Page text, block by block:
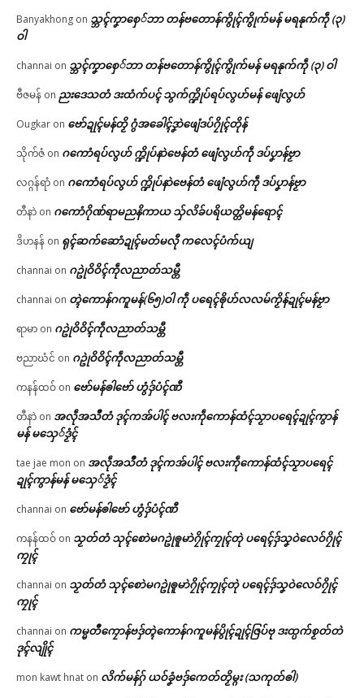
Banyakhong on သ္ဘၚ်ကၞာစှေ်ဘာ တန်ဗတောန်ကွိုၚ်ကွိုက်မန် မရနုက်ကဵု (၃)
ဝါ
channai on သ္ဘၚ်ကၞာစှေ်ဘာ တန်ဗတောန်ကွိုၚ်ကွိုက်မန် မရနုက်ကဵု (၃) ဝါ
ဗီဇမန် on ညးဒေသတံ ဒးထံက်ပၚ် သွက်က္ဍိုပ်ရပ်လွဟ်မန် ဖျေံလွဟ်
Ougkar on ဗော်ဍုၚ်မန်တၟိ ဂွံအခေါၚ်ဒၞာဲဖျေံဒပ်ဂၠိုၚ်တိုန်
သိုက်ဇံ on ဂကောံရပ်လွဟ် က္ဍိုပ်နာဲဗေန်တံ ဖျေံလွဟ်ကဵု ဒပ်ပၞာန်ဗၟာ
လဂ္ဂန်ရာံ on ဂကောံရပ်လွဟ် က္ဍိုပ်နာဲဗေန်တံ ဖျေံလွဟ်ကဵု ဒပ်ပၞာန်ဗၟာ
တီနာဲ on ဂကောံဂိုဏ်ရာမညနိကာယ သှ်လိခ်ပရိယတ္တိမန်ရောၚ်
ဒိဟနန် on ရုၚ်ဆက်ဆောံဍုၚ်မတ်မလီု ကလေၚ်ပံက်ယျ
channai on ဂဥုဲဝိဝိၚ်ကဵုလညာတ်သမ္တီ
channai on တ္ၚဲကောန်ဂကူမန်(၆၅)ဝါ ကဵု ပရေၚ်ၜိုဟ်လလမ်ကၟိန်ဍုၚ်မန်ဗၟာ
ရာမာ on ဂဥုဲဝိဝိၚ်ကဵုလညာတ်သမ္တီ
ဗညာဃံင် on ဂဥုဲဝိဝိၚ်ကဵုလညာတ်သမ္တီ
ကနန်ထဝ် on ဗော်မန်ၜါဗော် ဟွံဒှ်ပံၚ်ဏီ
တီနာဲ on အလဵုအသဳတံ ဒုၚ်ကအ်ပါၚ် ဗလးကဵုကောန်ထံၚ်သၟာပရေၚ်ဍုၚ်ကွာန်
မန် မသှေ်ဒၟံၚ်
tae jae mon on အလဵုအသဳတံ ဒုၚ်ကအ်ပါၚ် ဗလးကဵုကောန်ထံၚ်သၟာပရေၚ်
ဍုၚ်ကွာန်မန် မသှေ်ဒၟံၚ်
channai on ဗော်မန်ၜါဗော် ဟွံဒှ်ပံၚ်ဏီ
ကနန်ထဝ် on သၟတ်တံ သုၚ်စောဲမဂဥုဲၜူမာဲဂၠိုၚ်ကၠုၚ်တုဲ ပရေၚ်ဒှ်သၞဝဲလေဝ်ဂၠိုၚ်
ကၠုၚ်
channai on သၟတ်တံ သုၚ်စောဲမဂဥုဲၜူမာဲဂၠိုၚ်ကၠုၚ်တုဲ ပရေၚ်ဒှ်သၞဝဲလေဝ်ဂၠိုၚ်
ကၠုၚ်
channai on ကမ္မတဳကၠောန်ဗဒှ်တ္ၚဲကောန်ဂကူမန်ပွိုၚ်ဍုၚ်ဇြပ်ဗု ဒးထ္ပက်စၟတ်တဲ
ဒုၚ်လျိုၚ်
mon kawt hnat on လိက်မန်ဂှ် ယဝ်ခၞံဗဒှ်ကေတ်တၟိမ္ဂး (သကုတ်ၜါ)